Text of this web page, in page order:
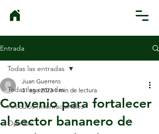
Entrada
Todas las entradas
Artículos Internacionales
Opinión
Todas las entradas
Convenio para fortalecer
al sector bananero de
Juan Guerrero
31 ago 2023 1 min de lectura